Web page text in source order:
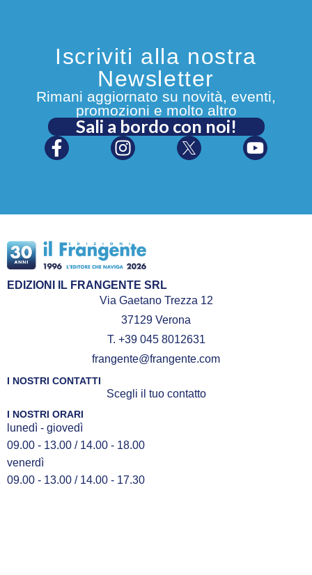
Iscriviti alla nostra
Newsletter
Rimani aggiornato su novità, eventi,
promozioni e molto altro
Sali a bordo con noi!
EDIZIONI IL FRANGENTE SRL
Via Gaetano Trezza 12
37129 Verona
T. +39 045 8012631
frangente@frangente.com
I NOSTRI CONTATTI
Scegli il tuo contatto
I NOSTRI ORARI
lunedì - giovedì
09.00 - 13.00 / 14.00 - 18.00
venerdì
09.00 - 13.00 / 14.00 - 17.30